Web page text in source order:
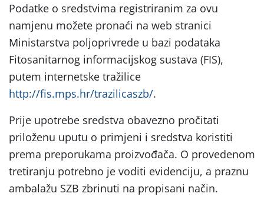
Podatke o sredstvima registriranim za ovu
namjenu možete pronaći na web stranici
Ministarstva poljoprivrede u bazi podataka
Fitosanitarnog informacijskog sustava (FIS),
putem internetske tražilice
http://fis.mps.hr/trazilicaszb/.
Prije upotrebe sredstva obavezno pročitati
priloženu uputu o primjeni i sredstva koristiti
prema preporukama proizvođača. O provedenom
tretiranju potrebno je voditi evidenciju, a praznu
ambalažu SZB zbrinuti na propisani način.